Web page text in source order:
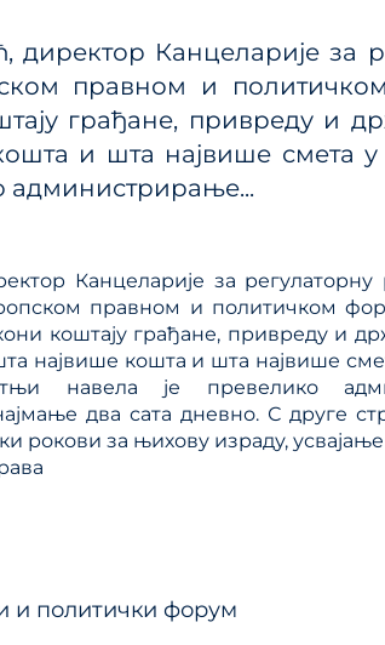
Калкулатор
прописа
Методологије
Анализе из области
директор Канцеларије за
правном и
грађане, привреду и
и шта највише смета
администрирање...
Канцеларије за
правном и политичком
коштају грађане, привреду и
највише кошта и шта највише
навела је превелико
два сата дневно. С друге
рокови за њихову израду,
и политички форум